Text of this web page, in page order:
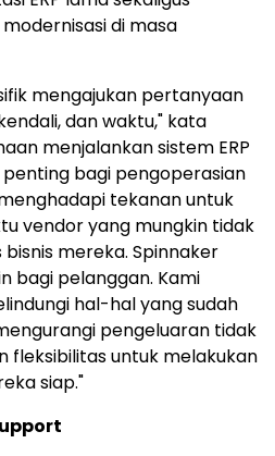
di masa
mengajukan pertanyaan
dan waktu," kata
menjalankan sistem ERP
bagi pengoperasian
tekanan untuk
vendor yang mungkin tidak
mereka. Spinnaker
bagi pelanggan. Kami
hal-hal yang sudah
pengeluaran tidak
fleksibilitas untuk melakukan
siap."